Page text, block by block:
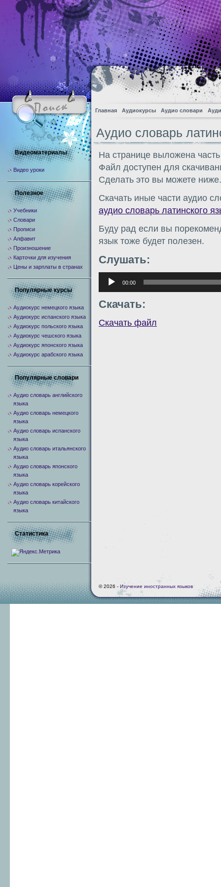
Главная Аудиокурсы Аудио словари
Аудио словарь
На странице выложена
Файл доступен для
Сделать это вы можете ниже.
Скачать иные части аудио
аудио словарь латинского
Буду рад если вы
язык тоже будет полезен.
Слушать:
Аудиоплеер
00:00
Скачать:
Скачать файл
Видеоматериалы
Видео уроки
Полезное
Учебники
Словари
Прописи
Алфавит
Произношение
Карточки для изучения
Цены и зарплаты в странах
Популярные курсы
Аудиокурс немецкого языка
Аудиокурс испанского языка
Аудиокурс польского языка
Аудиокурс чешского языка
Аудиокурс японского языка
Аудиокурс арабского языка
Популярные словари
Аудио словарь английского
языка
Аудио словарь немецкого
языка
Аудио словарь испанского
языка
Аудио словарь итальянского
языка
Аудио словарь японского
языка
Аудио словарь корейского
языка
Аудио словарь китайского
языка
Статистика
© 2026 - Изучение иностранных языков